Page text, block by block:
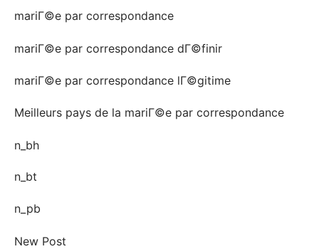
mariГ©e par correspondance
mariГ©e par correspondance dГ©finir
mariГ©e par correspondance lГ©gitime
Meilleurs pays de la mariГ©e par correspondance
n_bh
n_bt
n_pb
New Post